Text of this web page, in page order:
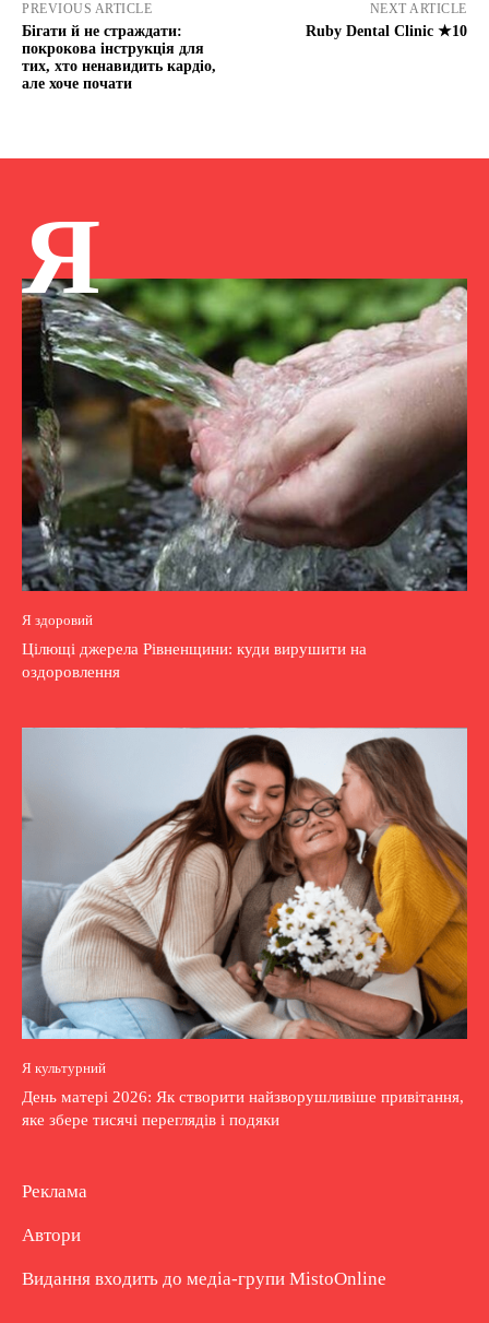
PREVIOUS ARTICLE
Бігати й не страждати:
покрокова інструкція для
тих, хто ненавидить кардіо,
але хоче почати
NEXT ARTICLE
Ruby Dental Clinic ★10
Я
Я здоровий
Цілющі джерела Рівненщини: куди вирушити на
оздоровлення
Я культурний
День матері 2026: Як створити найзворушливіше привітання,
яке збере тисячі переглядів і подяки
Реклама
Автори
Видання входить до медіа-групи MistoOnline